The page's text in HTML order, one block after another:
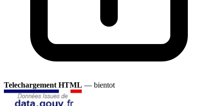
Telechargement HTML — bientot